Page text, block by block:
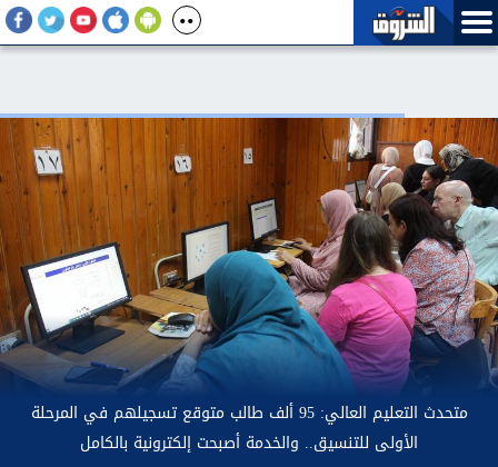
تركيا بالقاهرة: الاحتفاء بمحمد صلاح يتجاوز كرة القدم.. ووجوده
في طرابزون يجسد التقارب الثقافي بين البلدين